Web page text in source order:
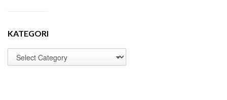
KATEGORI